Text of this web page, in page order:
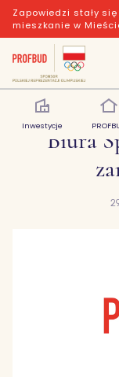
Zapowiedzi stały
mieszkanie w
InwestycjeBiura